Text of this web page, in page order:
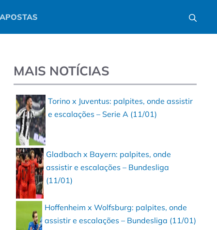
MAIS NOTÍCIAS
Torino x Juventus: palpites, onde assistir
e escalações – Serie A (11/01)
Gladbach x Bayern: palpites, onde
assistir e escalações – Bundesliga
(11/01)
Hoffenheim x Wolfsburg: palpites, onde
assistir e escalações – Bundesliga (11/01)